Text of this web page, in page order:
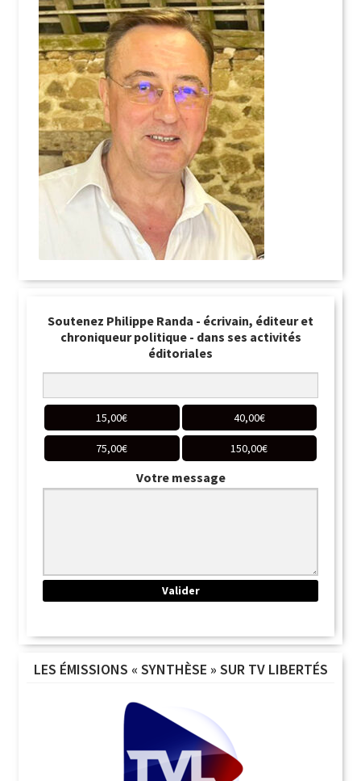
Soutenez Philippe Randa - écrivain, éditeur et
chroniqueur politique - dans ses activités
éditoriales
15,00€ 40,00€
75,00€ 150,00€
Votre message
LES ÉMISSIONS « SYNTHÈSE » SUR TV LIBERTÉS